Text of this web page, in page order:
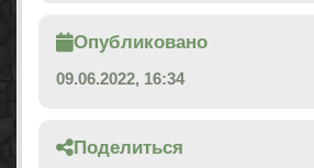
Опубликовано
09.06.2022, 16:34
Поделиться